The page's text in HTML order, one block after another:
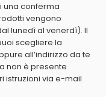
una conferma
vengono
lunedì al venerdì). Il
scegliere la
all’indirizzo da te
non è presente
istruzioni via e-mail